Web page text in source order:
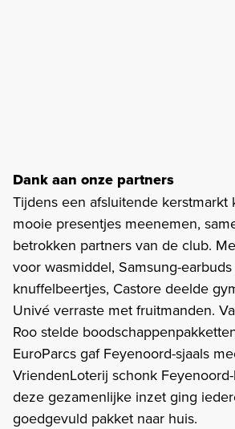
Dank aan onze partners
Tijdens een afsluitende kerstmarkt
mooie presentjes meenemen,
betrokken partners van de club.
voor wasmiddel, Samsung-
knuffelbeertjes, Castore deelde
Univé verraste met fruitmanden.
Roo stelde
EuroParcs gaf Feyenoord-sjaals
VriendenLoterij schonk
deze gezamenlijke inzet ging
goedgevuld pakket naar huis.